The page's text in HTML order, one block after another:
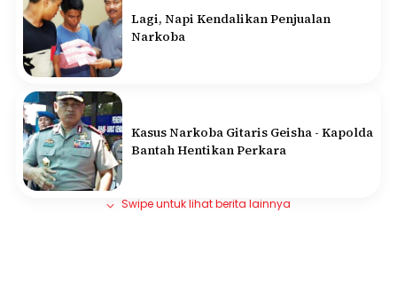
Lagi, Napi Kendalikan Penjualan
Narkoba
Kasus Narkoba Gitaris Geisha - Kapolda
Bantah Hentikan Perkara
Swipe untuk lihat berita lainnya